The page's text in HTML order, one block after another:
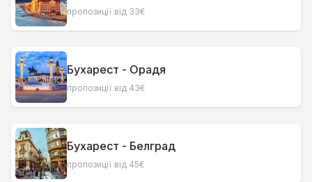
пропозиції від 33€
Бухарест - Орадя
пропозиції від 43€
Бухарест - Белград
пропозиції від 45€